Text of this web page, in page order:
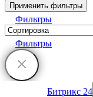
Применить фильтры
Фильтры
Фильтры
Битрикс 24